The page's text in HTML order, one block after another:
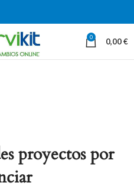
0 0,00€
proyectos por